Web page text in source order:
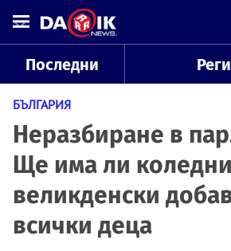
Последни
БЪЛГАРИЯ
Неразбиране в
Ще има ли
великденски
всички деца